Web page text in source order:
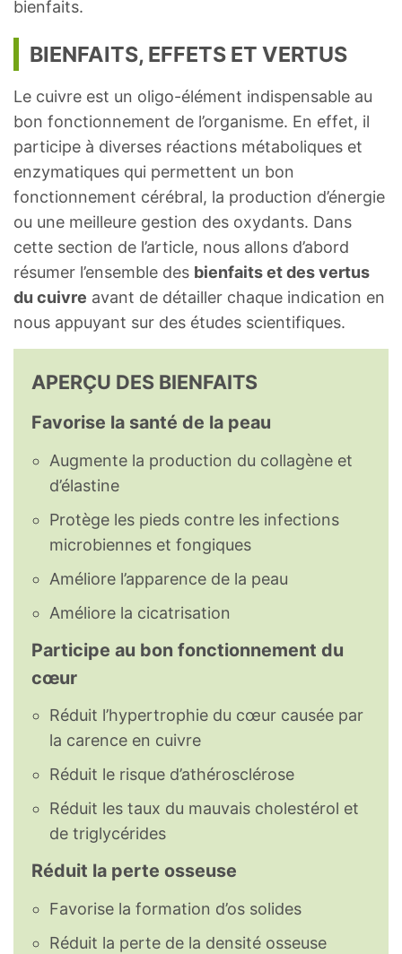
bienfaits.
BIENFAITS, EFFETS ET VERTUS
Le cuivre est un oligo-élément indispensable au
bon fonctionnement de l’organisme. En effet, il
participe à diverses réactions métaboliques et
enzymatiques qui permettent un bon
fonctionnement cérébral, la production d’énergie
ou une meilleure gestion des oxydants. Dans
cette section de l’article, nous allons d’abord
résumer l’ensemble des bienfaits et des vertus
du cuivre avant de détailler chaque indication en
nous appuyant sur des études scientifiques.
APERÇU DES BIENFAITS
Favorise la santé de la peau
Augmente la production du collagène et
d’élastine
Protège les pieds contre les infections
microbiennes et fongiques
Améliore l’apparence de la peau
Améliore la cicatrisation
Participe au bon fonctionnement du
cœur
Réduit l’hypertrophie du cœur causée par
la carence en cuivre
Réduit le risque d’athérosclérose
Réduit les taux du mauvais cholestérol et
de triglycérides
Réduit la perte osseuse
Favorise la formation d’os solides
Réduit la perte de la densité osseuse